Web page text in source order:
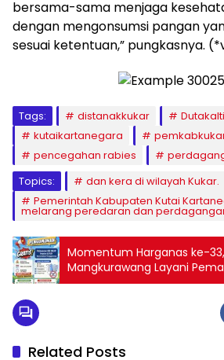
bersama-sama menjaga
dengan mengonsumsi pangan
sesuai ketentuan,” pungkasnya.
Tags: distanakkukar
kutaikartanegara
pencegahan rabies
Topics:
dan kera di wilayah Kukar.
Pemerintah Kabupaten Kutai
melarang peredaran dan
Momentum Harganas ke-
Mangkurawang Layani
Jangka Panjang Gratis
Related Posts